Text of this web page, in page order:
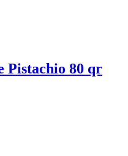
Pistachio 80 qr